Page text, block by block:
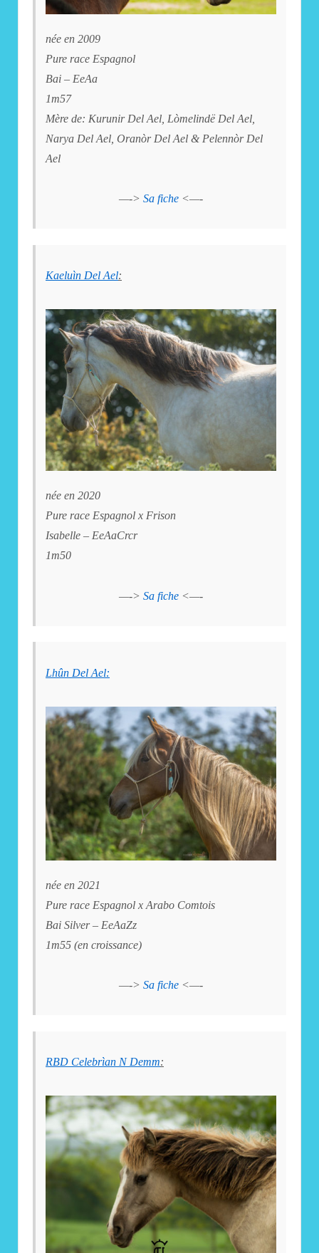
née en 2009
Pure race Espagnol
Bai – EeAa
1m57
Mère de: Kurunir Del Ael, Lòmelindë Del Ael,
Narya Del Ael, Oranòr Del Ael & Pelennòr Del
Ael
—-> Sa fiche <—-
Kaeluìn Del Ael:
née en 2020
Pure race Espagnol x Frison
Isabelle – EeAaCrcr
1m50
—-> Sa fiche <—-
Lhûn Del Ael:
née en 2021
Pure race Espagnol x Arabo Comtois
Bai Silver – EeAaZz
1m55 (en croissance)
—-> Sa fiche <—-
RBD Celebrìan N Demm: